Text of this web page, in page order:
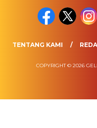
TENTANG KAMI
COPYRIGHT © 2026